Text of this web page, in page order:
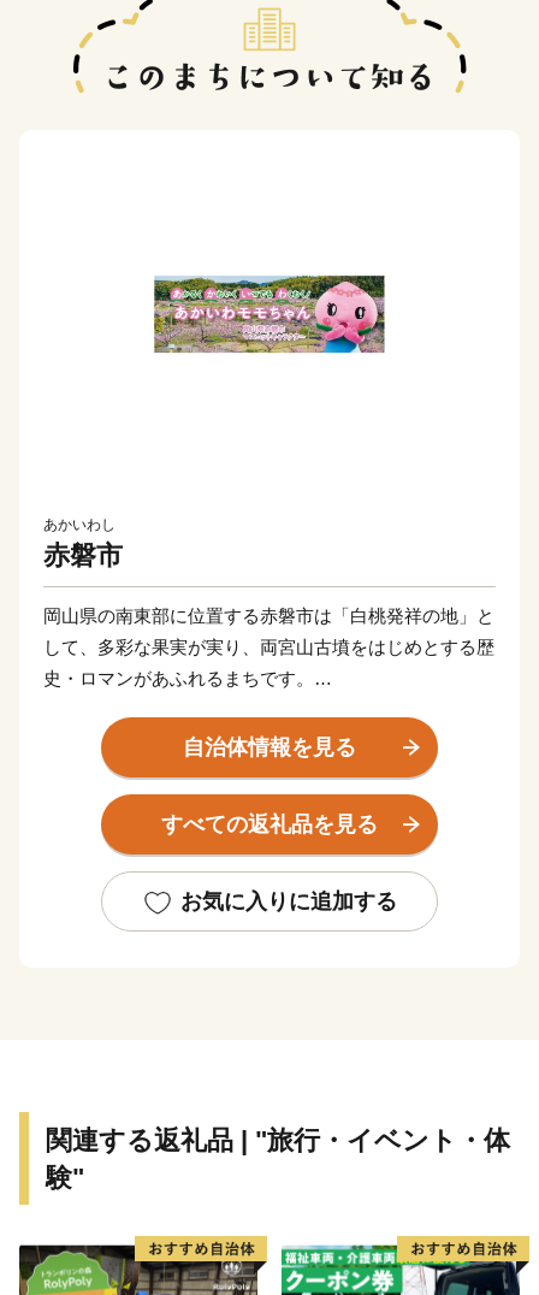
あかいわし
赤磐市
岡山県の南東部に位置する赤磐市は「白桃発祥の地」と
して、多彩な果実が実り、両宮山古墳をはじめとする歴
史・ロマンがあふれるまちです。
このすばらしい“ふるさと”を“未来”へつなぎ、すべての
人が健康で笑顔にあふれ、いきいきと暮らせるまちを創
りたい。こんな夢を実現するために、市民と行政が一体
となったまちづくりを推進しています。
皆さんの心にいつまでも残るふるさと赤磐市"への思
い。その思いを 赤磐ふるさと応援寄附金によってかた
自治体情報を見る
すべての返礼品を見る
お気に入りに追加する
関連する返礼品 | "旅行・イベント・体
験"